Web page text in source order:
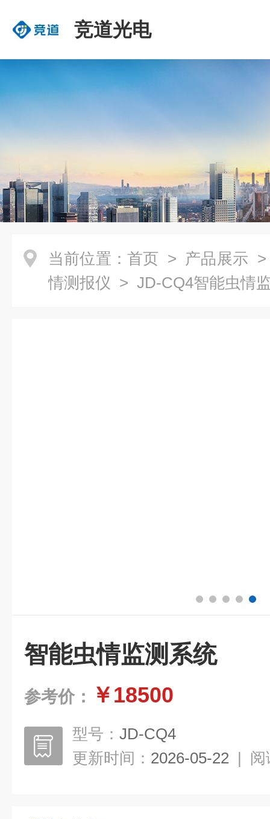
竞道光电
当前位置： 首页 > 产品展示
情测报仪 > JD-CQ4智能虫情
智能虫情监测系统
参考价： ￥18500
型号： JD-CQ4
更新时间： 2026-05-22 | 阅